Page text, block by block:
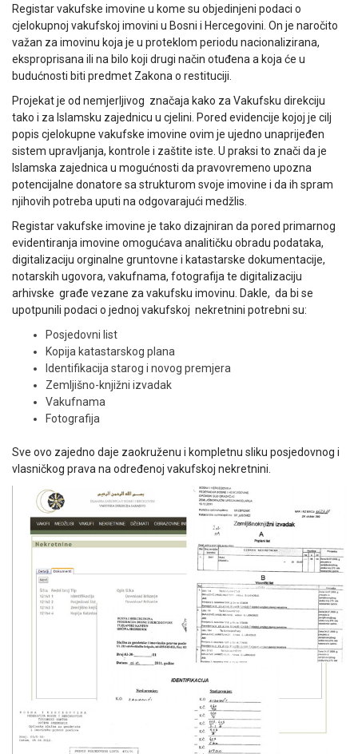
Registar vakufske imovine u kome su objedinjeni podaci o
cjelokupnoj vakufskoj imovini u Bosni i Hercegovini. On je naročito
važan za imovinu koja je u proteklom periodu nacionalizirana,
eksproprisana ili na bilo koji drugi način otuđena a koja će u
budućnosti biti predmet Zakona o restituciji.
Projekat je od nemjerljivog značaja kako za Vakufsku direkciju
tako i za Islamsku zajednicu u cjelini. Pored evidencije kojoj je cilj
popis cjelokupne vakufske imovine ovim je ujedno unaprijeđen
sistem upravljanja, kontrole i zaštite iste. U praksi to znači da je
Islamska zajednica u mogućnosti da pravovremeno upozna
potencijalne donatore sa strukturom svoje imovine i da ih spram
njihovih potreba uputi na odgovarajući medžlis.
Registar vakufske imovine je tako dizajniran da pored primarnog
evidentiranja imovine omogućava analitičku obradu podataka,
digitalizaciju orginalne gruntovne i katastarske dokumentacije,
notarskih ugovora, vakufnama, fotografija te digitalizaciju
arhivske građe vezane za vakufsku imovinu. Dakle, da bi se
upotpunili podaci o jednoj vakufskoj nekretnini potrebni su:
Posjedovni list
Kopija katastarskog plana
Identifikacija starog i novog premjera
Zemljišno-knjižni izvadak
Vakufnama
Fotografija
Sve ovo zajedno daje zaokruženu i kompletnu sliku posjedovnog i
vlasničkog prava na određenoj vakufskoj nekretnini.